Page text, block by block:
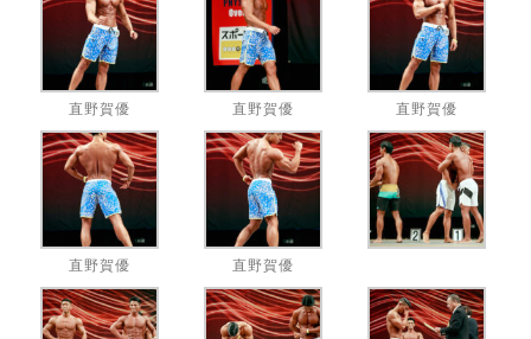
直野賀優 直野賀優 直野賀優
直野賀優 直野賀優